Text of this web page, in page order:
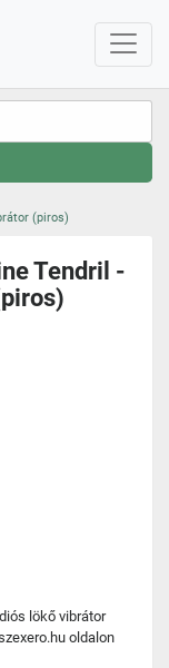
(piros)
Tendril -
lökő vibrátor
oldalon